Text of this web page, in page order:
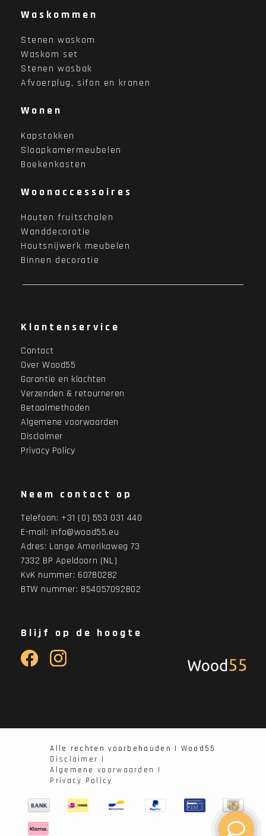
Waskommen
Stenen waskom
Waskom set
Stenen wasbak
Afvoerplug, sifon en kranen
Wonen
Kapstokken
Slaapkamermeubelen
Boekenkasten
Woonaccessoires
Houten fruitschalen
Wanddecoratie
Houtsnijwerk meubelen
Binnen decoratie
Klantenservice
Contact
Over Wood55
Garantie en klachten
Verzenden & retourneren
Betaalmethoden
Algemene voorwaarden
Disclaimer
Privacy Policy
Neem contact op
Telefoon: +31 (0) 553 031 440
E-mail: Info@wood55.eu
Adres: Lange Amerikaweg 73
7332 BP Apeldoorn (NL)
KvK nummer: 60780282
BTW nummer: 854057092B02
Blijf op de hoogte
Alle rechten voorbehauden | Wood55
Disclaimer |
Algemene voorwaarden |
Privacy Policy